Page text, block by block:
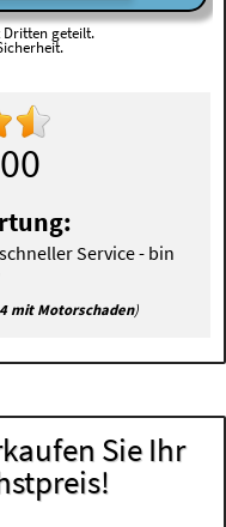
geteilt.
Service - bin
mit Motorschaden)
Sie Ihr